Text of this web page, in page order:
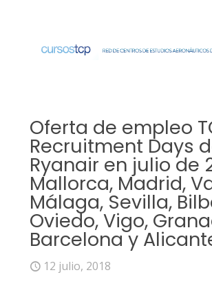
Oferta de empleo
Recruitment Days
Ryanair en julio de
Mallorca, Madrid,
Málaga, Sevilla,
Oviedo, Vigo,
Barcelona y
12 julio, 2018